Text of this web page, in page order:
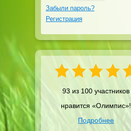
Забыли пароль?
Регистрация
93 из 100 участников
нравится «Олимпис»!
Подробнее